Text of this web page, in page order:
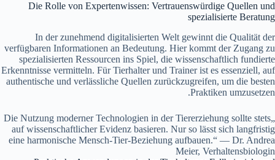
Die Rolle von Expertenwissen: Vertrauenswürdige Quellen und
spezialisierte Beratung
In der zunehmend digitalisierten Welt gewinnt die Qualität der
verfügbaren Informationen an Bedeutung. Hier kommt der Zugang zu
spezialisierten Ressourcen ins Spiel, die wissenschaftlich fundierte
Erkenntnisse vermitteln. Für Tierhalter und Trainer ist es essenziell, auf
authentische und verlässliche Quellen zurückzugreifen, um die besten
Praktiken umzusetzen.
„Die Nutzung moderner Technologien in der Tiererziehung sollte stets
auf wissenschaftlicher Evidenz basieren. Nur so lässt sich langfristig
eine harmonische Mensch-Tier-Beziehung aufbauen.“ — Dr. Andrea
Meier, Verhaltensbiologin